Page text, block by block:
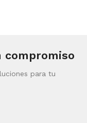
compromiso
para tu